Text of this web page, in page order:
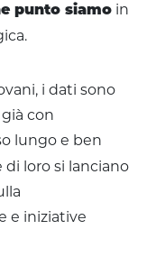
punto siamo in
i dati sono
con
lungo e ben
di loro si lanciano
e iniziative